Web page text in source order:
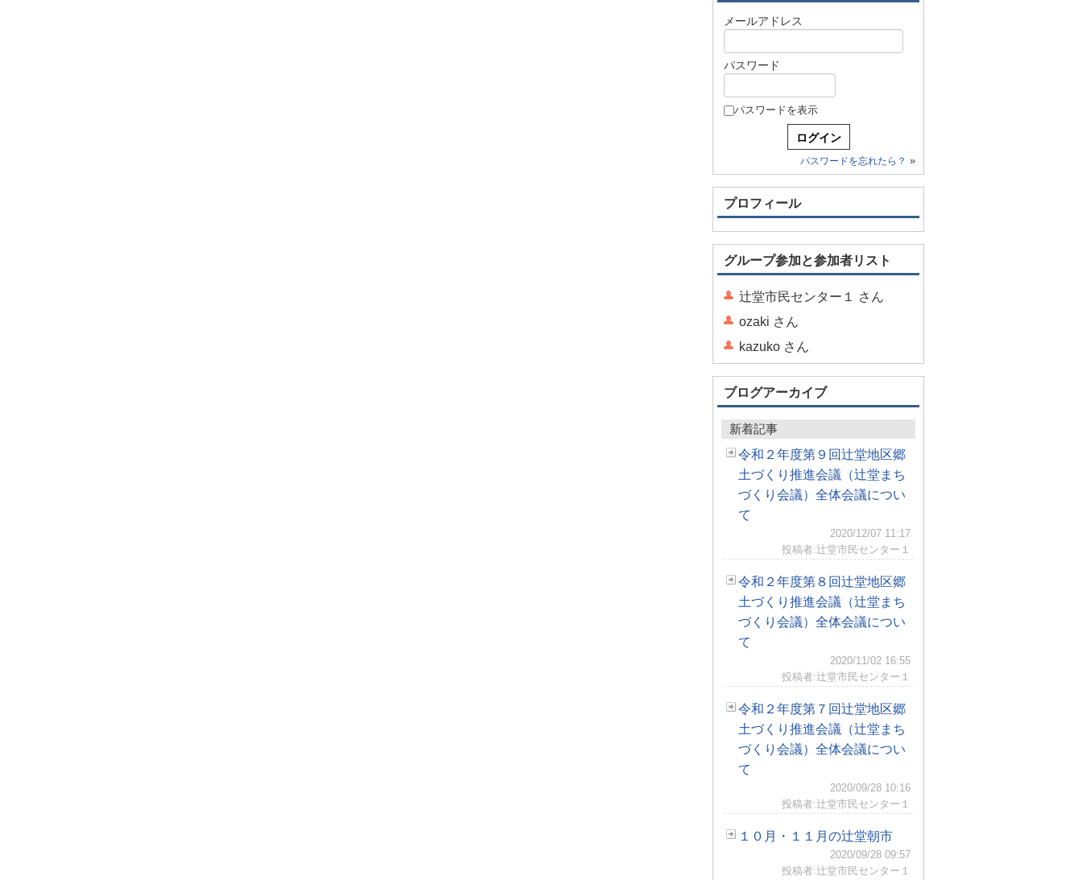
メールアドレス
パスワード
パスワードを表示
パスワードを忘れたら？ »
プロフィール
グループ参加と参加者リスト
辻堂市民センター１ さん
ozaki さん
kazuko さん
ブログアーカイブ
新着記事
令和２年度第９回辻堂地区郷
土づくり推進会議（辻堂まち
づくり会議）全体会議につい
て
2020/12/07 11:17
投稿者:辻堂市民センター１
令和２年度第８回辻堂地区郷
土づくり推進会議（辻堂まち
づくり会議）全体会議につい
て
2020/11/02 16:55
投稿者:辻堂市民センター１
令和２年度第７回辻堂地区郷
土づくり推進会議（辻堂まち
づくり会議）全体会議につい
て
2020/09/28 10:16
投稿者:辻堂市民センター１
１０月・１１月の辻堂朝市
2020/09/28 09:57
投稿者:辻堂市民センター１